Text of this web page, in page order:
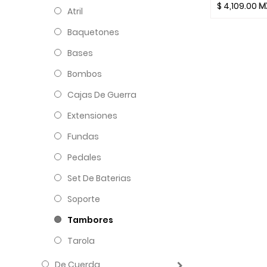
Atril
Baquetones
Bases
Bombos
Cajas De Guerra
Extensiones
Fundas
Pedales
Set De Baterias
Soporte
Tambores
Tarola
De Cuerda
$ 4,109.00